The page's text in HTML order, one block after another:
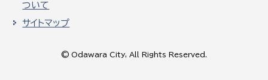
ついて
サイトマップ
© Odawara City, All Rights Reserved.